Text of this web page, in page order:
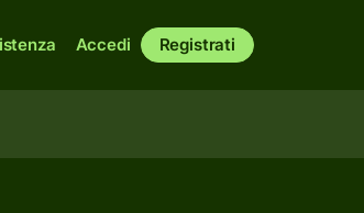
Accedi Registrati